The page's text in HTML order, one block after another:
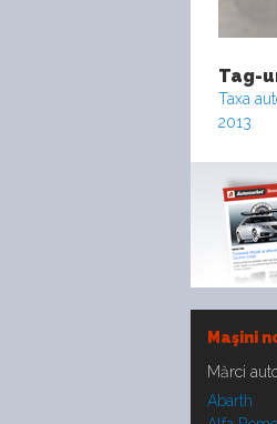
Tag-
Taxa
2013
Maşini
Mărci
Abarth